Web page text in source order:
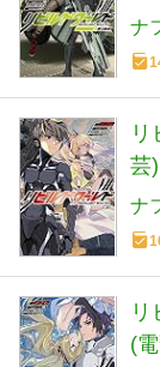
ナ
芸)
ナ
(